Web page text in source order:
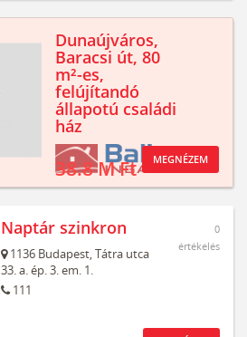
Dunaújváros,
Baracsi út, 80
m²-es,
felújítandó
állapotú családi
ház
38.8 M Ft MEGNÉZEM
Naptár szinkron
1136 Budapest,Tátra utca
33. a. ép. 3. em. 1.
111
0
értékelés